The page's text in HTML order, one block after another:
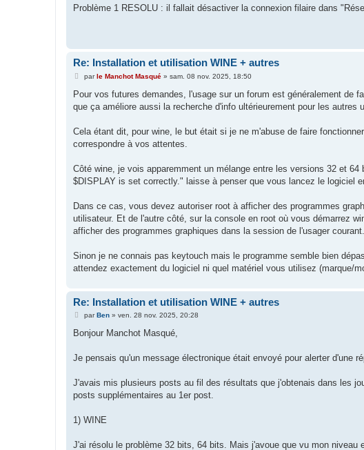
s
Problème 1 RESOLU : il fallait désactiver la connexion filaire dans
Re: Installation et utilisation WINE + autres
M
s
a
parle Manchot Masqué» sam. 08 nov. 2025, 18:50
Pour vos futures demandes, l'usage sur un forum est généralement de
que ça améliore aussi la recherche d'info ultérieurement pour les autres
Cela étant dit, pour wine, le but était si je ne m'abuse de faire
correspondre à vos attentes.
Côté wine, je vois apparemment un mélange entre les versions 32 et
$DISPLAY is set correctly." laisse à penser que vous lancez le logiciel
Dans ce cas, vous devez autoriser root à afficher des programmes
utilisateur. Et de l'autre côté, sur la console en root où vous démarrez
afficher des programmes graphiques dans la session de l'usager courant.
Sinon je ne connais pas keytouch mais le programme semble bien
attendez exactement du logiciel ni quel matériel vous utilisez (marque/
Re: Installation et utilisation WINE + autres
M
s
g
parBen» ven. 28 nov. 2025, 20:28
Bonjour Manchot Masqué,
Je pensais qu'un message électronique était envoyé pour alerter d'une
J'avais mis plusieurs posts au fil des résultats que j'obtenais dans les
posts supplémentaires au 1er post.
1) WINE
J'ai résolu le problème 32 bits, 64 bits. Mais j'avoue que vu mon